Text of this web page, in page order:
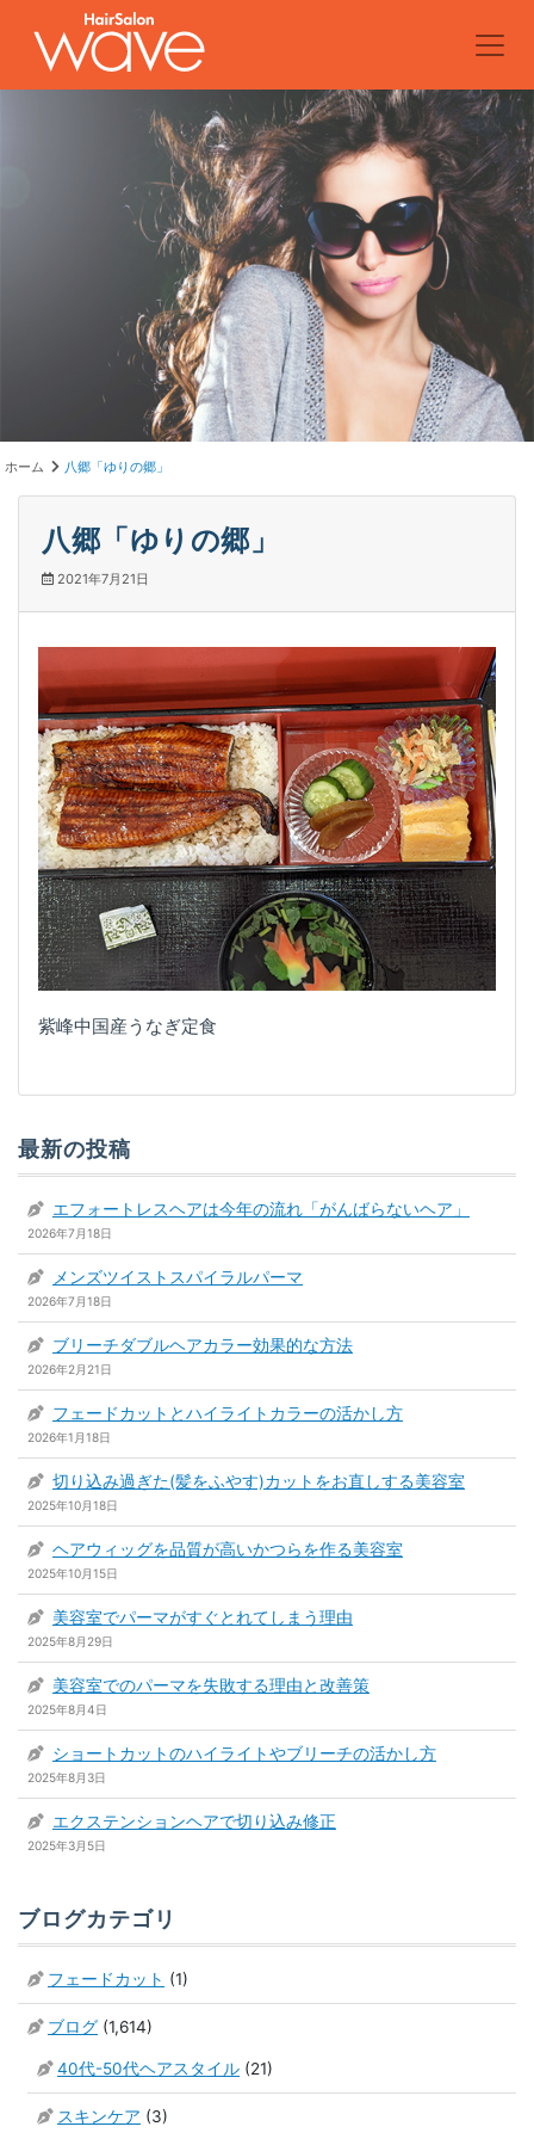
ホーム 八郷「ゆりの郷」
八郷「ゆりの郷」
2021年7月21日
紫峰中国産うなぎ定食
最新の投稿
エフォートレスヘアは今年の流れ「がんばらないヘア」
2026年7月18日
メンズツイストスパイラルパーマ
2026年7月18日
ブリーチダブルヘアカラー効果的な方法
2026年2月21日
フェードカットとハイライトカラーの活かし方
2026年1月18日
切り込み過ぎた(髪をふやす)カットをお直しする美容室
2025年10月18日
ヘアウィッグを品質が高いかつらを作る美容室
2025年10月15日
美容室でパーマがすぐとれてしまう理由
2025年8月29日
美容室でのパーマを失敗する理由と改善策
2025年8月4日
ショートカットのハイライトやブリーチの活かし方
2025年8月3日
エクステンションヘアで切り込み修正
2025年3月5日
ブログカテゴリ
フェードカット (1)
ブログ (1,614)
40代-50代ヘアスタイル (21)
スキンケア (3)